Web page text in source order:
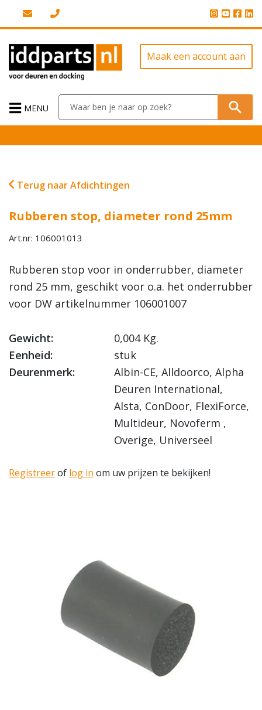
Maak een account aan
MENU
Terug naar Afdichtingen
Rubberen stop, diameter rond 25mm
Art.nr: 106001013
Rubberen stop voor in onderrubber, diameter
rond 25 mm, geschikt voor o.a. het onderrubber
voor DW artikelnummer 106001007
Gewicht:
0,004 Kg.
Eenheid:
stuk
Deurenmerk:
Albin-CE, Alldoorco, Alpha
Deuren International,
Alsta, ConDoor, FlexiForce,
Multideur, Novoferm ,
Overige, Universeel
Registreerof log in om uw prijzen te bekijken!